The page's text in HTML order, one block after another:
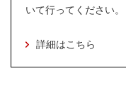
いて行ってください。
詳細はこちら